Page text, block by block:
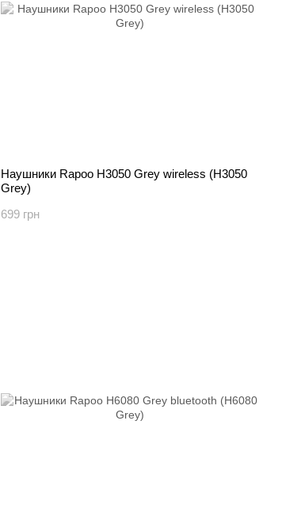
Наушники Rapoo H3050 Grey wireless (H3050
Grey)
699 грн